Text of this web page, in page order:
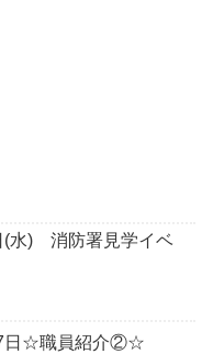
(水) 消防署見学イベ
日☆職員紹介②☆